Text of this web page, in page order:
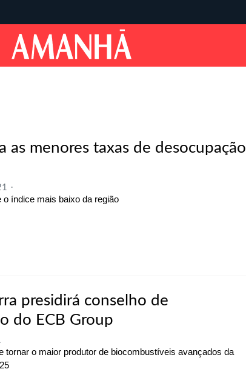
as menores taxas de desocupação
o índice mais baixo da região
presidirá conselho de
do ECB Group
tornar o maior produtor de biocombustíveis avançados da